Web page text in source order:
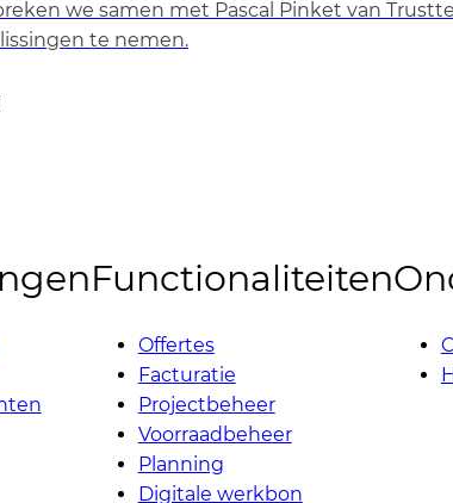
we samen met Pascal Pinket van
te nemen.
Functionaliteiten
Offertes
Facturatie
Projectbeheer
Voorraadbeheer
Planning
Digitale werkbon